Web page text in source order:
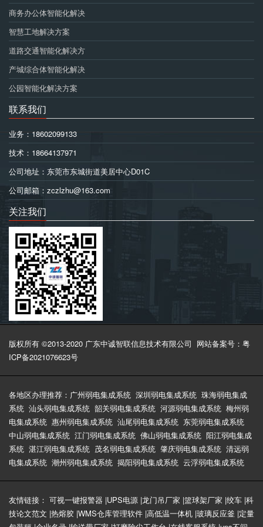
商务办公体智能化解决
智慧工地解决方案
道路交通智能化解决方
产城综合体智能化解决
公园智能化解决方案
联系我们
业务：18602099133
技术：18664137971
公司地址：东莞市东城街道美居中心D01C
公司邮箱：zczlzhu@163.com
关注我们
版权所有 ©2013-2020 广东中诚智联信息技术有限公司 网站备案号：粤
ICP备2021076623号
各地区办理推荐： 广州弱电集成系统 深圳弱电集成系统 珠海弱电集成
系统 汕头弱电集成系统 韶关弱电集成系统 河源弱电集成系统 梅州弱
电集成系统 惠州弱电集成系统 汕尾弱电集成系统 东莞弱电集成系统
中山弱电集成系统 江门弱电集成系统 佛山弱电集成系统 阳江弱电集成
系统 湛江弱电集成系统 茂名弱电集成系统 肇庆弱电集成系统 清远弱
电集成系统 潮州弱电集成系统 揭阳弱电集成系统 云浮弱电集成系统
友情链接： 可视一键报警器 |UPS电源 |龙门吊厂家 |篮球架厂家 |绞车 |科
技论文范文 |热熔胶 |WMS仓库管理软件 |高低温一体机 |玻璃反应釜 |定量